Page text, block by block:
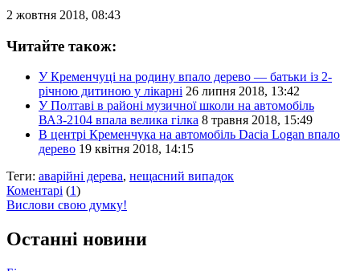
2 жовтня 2018, 08:43
Читайте також:
У Кременчуці на родину впало дерево — батьки із 2-
річною дитиною у лікарні 26 липня 2018, 13:42
У Полтаві в районі музичної школи на автомобіль
ВАЗ-2104 впала велика гілка 8 травня 2018, 15:49
В центрі Кременчука на автомобіль Dacia Logan впало
дерево 19 квітня 2018, 14:15
Теги: аварійні дерева, нещасний випадок
Коментарі (1)
Вислови свою думку!
Останні новини